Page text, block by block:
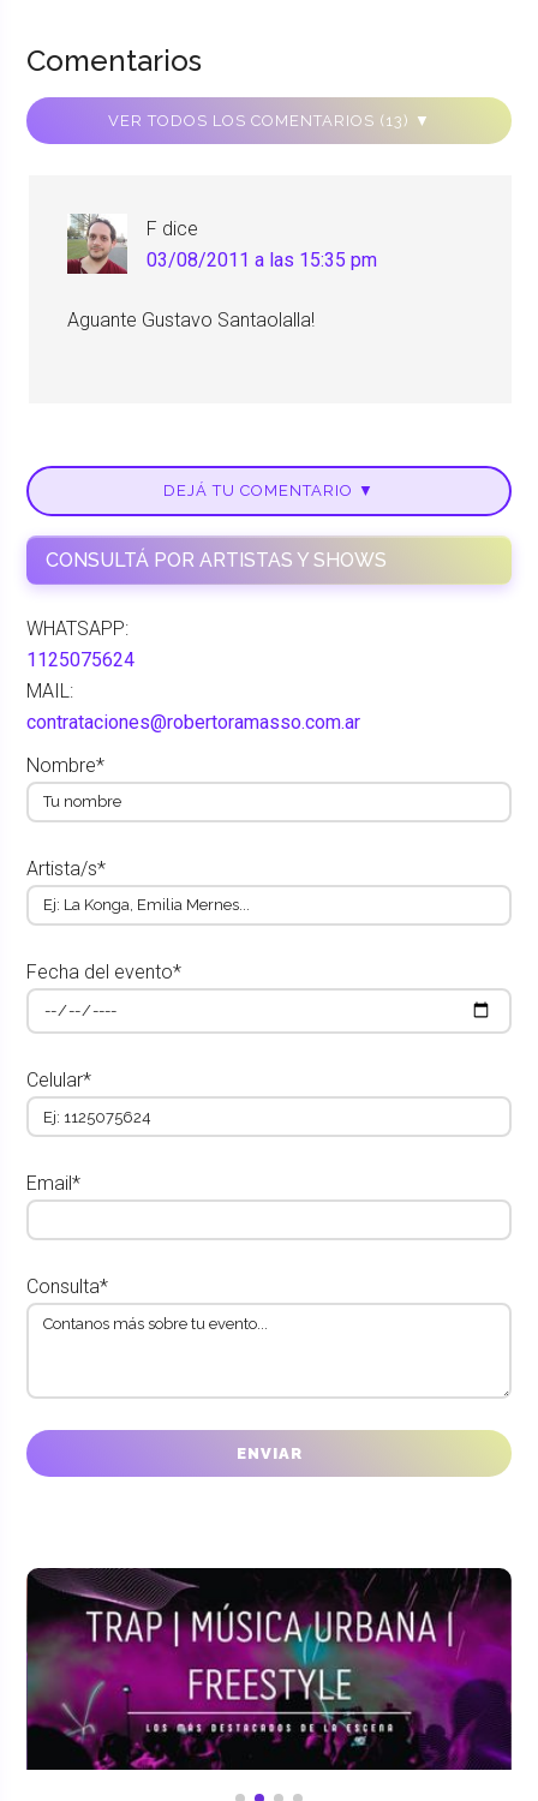
Comentarios
VER TODOS LOS COMENTARIOS (13) ▼
F dice
03/08/2011 a las 15:35 pm
Aguante Gustavo Santaolalla!
DEJÁ TU COMENTARIO ▼
CONSULTÁ POR ARTISTAS Y SHOWS
WHATSAPP:
1125075624
MAIL:
contrataciones@robertoramasso.com.ar
Nombre*
Artista/s*
Fecha del evento*
Celular*
Email*
Consulta*